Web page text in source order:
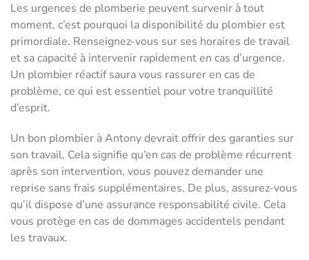
Les urgences de plomberie peuvent survenir à tout
moment, c’est pourquoi la disponibilité du plombier est
primordiale. Renseignez-vous sur ses horaires de travail
et sa capacité à intervenir rapidement en cas d’urgence.
Un plombier réactif saura vous rassurer en cas de
problème, ce qui est essentiel pour votre tranquillité
d’esprit.
Un bon plombier à Antony devrait offrir des garanties sur
son travail. Cela signifie qu’en cas de problème récurrent
après son intervention, vous pouvez demander une
reprise sans frais supplémentaires. De plus, assurez-vous
qu’il dispose d’une assurance responsabilité civile. Cela
vous protège en cas de dommages accidentels pendant
les travaux.